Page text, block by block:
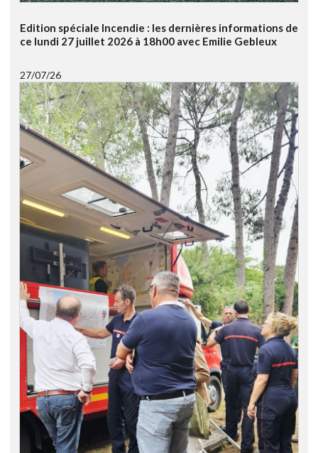
Edition spéciale Incendie : les dernières informations de
ce lundi 27 juillet 2026 à 18h00 avec Emilie Gebleux
27/07/26